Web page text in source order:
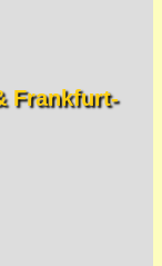
Frankfurt-